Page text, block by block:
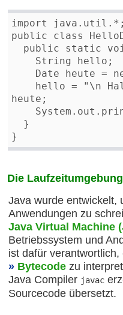
import
public class
heute;
}
Die Laufzeitumgebung
Java wurde entwickelt,
Anwendungen zu
Java Virtual Machine
Betriebssystem und
ist dafür
Bytecodezu
Java Compiler javac
Sourcecode übersetzt.